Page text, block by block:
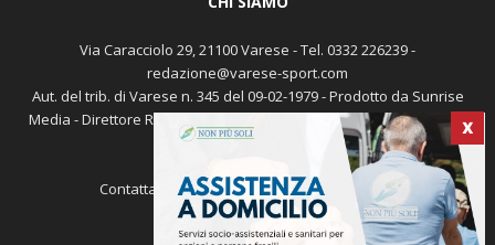
X
Via Caracciolo 29, 21100 Varese - Tel. 0332 226239 -
redazione@varese-sport.com
Aut. del trib. di Varese n. 345 del 09-02-1979 - Prodotto da Sunrise
Media - Direttore Responsabile: Michele Marocco -Cookie policy
Pubblicità
Contattaci: redazione@varese-sport.com